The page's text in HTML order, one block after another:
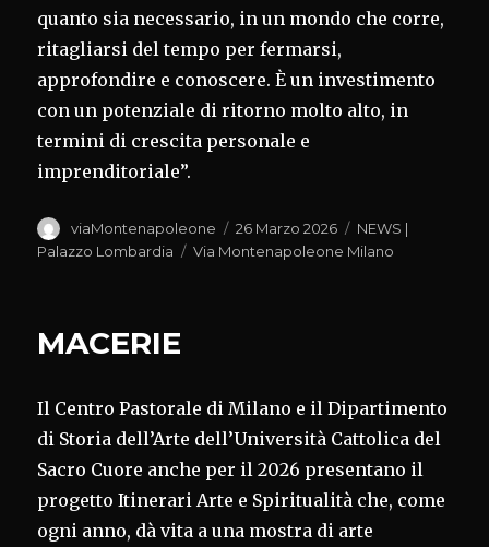
quanto sia necessario, in un mondo che corre,
ritagliarsi del tempo per fermarsi,
approfondire e conoscere. È un investimento
con un potenziale di ritorno molto alto, in
termini di crescita personale e
imprenditoriale”.
Autore
viaMontenapoleone
Pubblicato
il
26 Marzo 2026 Categorie
NEWS |
Palazzo Lombardia
Tag
Via Montenapoleone Milano
MACERIE
Il Centro Pastorale di Milano e il Dipartimento
di Storia dell’Arte dell’Università Cattolica del
Sacro Cuore anche per il 2026 presentano il
progetto Itinerari Arte e Spiritualità che, come
ogni anno, dà vita a una mostra di arte